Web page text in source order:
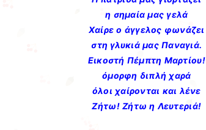
η σημαία μας γελά
Χαίρε ο άγγελος φωνάζει
στη γλυκιά μας Παναγιά.
Εικοστή Πέμπτη Μαρτίου!
όμορφη διπλή χαρά
όλοι χαίρονται και λένε
Ζήτω! Ζήτω η Λευτεριά!